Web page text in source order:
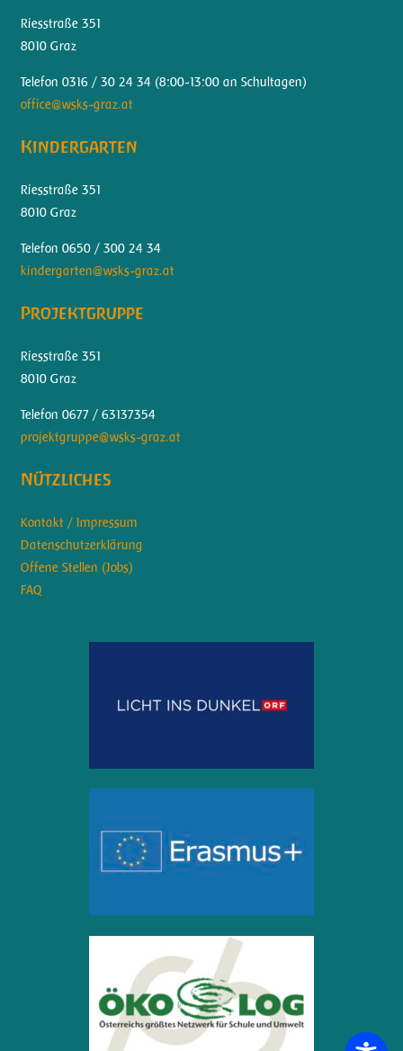
Riesstraße 351
8010 Graz
Telefon 0316 / 30 24 34 (8:00-13:00 an Schultagen)
office@wsks-graz.at
Kindergarten
Riesstraße 351
8010 Graz
Telefon 0650 / 300 24 34
kindergarten@wsks-graz.at
Projektgruppe
Riesstraße 351
8010 Graz
Telefon 0677 / 63137354
projektgruppe@wsks-graz.at
Nützliches
Kontakt / Impressum
Datenschutzerklärung
Offene Stellen (Jobs)
FAQ